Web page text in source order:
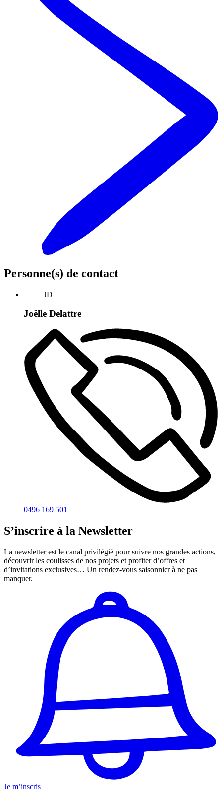
Personne(s) de contact
JD
Joëlle Delattre
0496 169 501
S’inscrire à la Newsletter
La newsletter est le canal privilégié pour suivre nos grandes actions,
découvrir les coulisses de nos projets et profiter d’offres et
d’invitations exclusives… Un rendez-vous saisonnier à ne pas
manquer.
Je m’inscris